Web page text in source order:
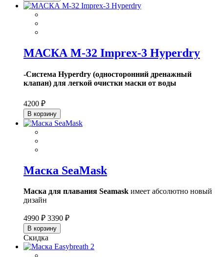
МАСКА M-32 Imprex-3 Hyperdry
-Система Hyperdry (односторонний дренажный
клапан) для легкой очистки маски от воды
4200 ₽
В корзину
Маска SeaMask
Маска для плавания Seamask имеет абсолютно новый
дизайн
4990 ₽ 3390 ₽
В корзину
Скидка